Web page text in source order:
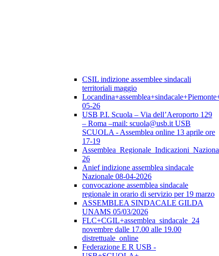
CSIL indizione assemblee sindacali
territoriali maggio
05-26
USB P.I. Scuola – Via dell’Aeroporto 129
– Roma –mail: scuola@usb.it USB
SCUOLA - Assemblea online 13 aprile ore
17-19
26
Anief indizione assemblea sindacale
Nazionale 08-04-2026
convocazione assemblea sindacale
regionale in orario di servizio per 19 marzo
ASSEMBLEA SINDACALE GILDA
UNAMS 05/03/2026
FLC+CGIL+assemblea_sindacale_24
novembre dalle 17.00 alle 19.00
distrettuale_online
Federazione E R USB -